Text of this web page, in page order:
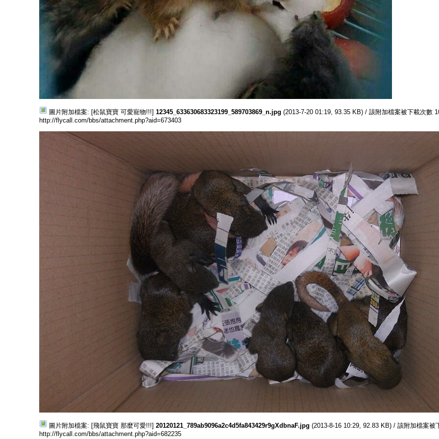
圖片附加檔案: [松鼠寶寶 可愛寵物!!!] 12345_633630683323199_589703869_n.jpg (2013-7-20 01:19, 93.35 KB) / 該附加檔案被下載次數
http://flycall.com/bbs/attachment.php?aid=673403
圖片附加檔案: [飛鼠寶寶 那麼可愛!!!] 20120121_789ab9096a2c4d5fa843429r9gXdbnaF.jpg (2013-8-16 10:29, 92.83 KB) / 該附加檔案被
http://flycall.com/bbs/attachment.php?aid=682235